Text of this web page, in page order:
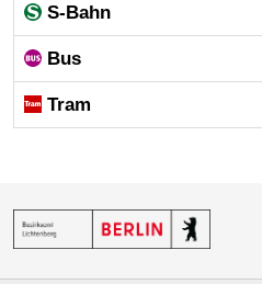
S-Bahn
Bus
Tram